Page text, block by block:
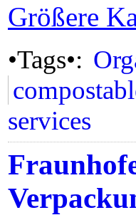
Größere
•Tags•:
services